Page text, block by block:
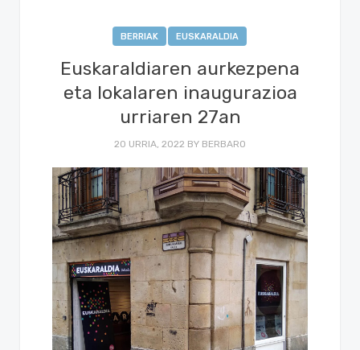
BERRIAK EUSKARALDIA
Euskaraldiaren aurkezpena
eta lokalaren inaugurazioa
urriaren 27an
20 URRIA, 2022 BY BERBARO